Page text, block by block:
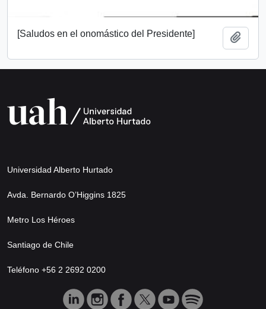
[Saludos en el onomástico del Presidente]
Universidad Alberto Hurtado
Avda. Bernardo O’Higgins 1825
Metro Los Héroes
Santiago de Chile
Teléfono +56 2 2692 0200